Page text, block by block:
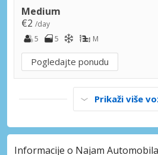
Medium
€2 /day
5
5 M
Pogledajte ponudu
Prikaži više
Informacije o Najam